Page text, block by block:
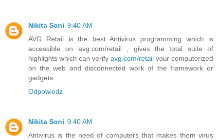
Nikita Soni 9:40 AM
AVG Retail is the best Antivirus programming which is
accessible on avg.com/retail , gives the total suite of
highlights which can verify avg.com/retail your computerized
on the web and disconnected work of the framework or
gadgets.
Odpowiedz
Nikita Soni 9:40 AM
Antivirus is the need of computers that makes them virus